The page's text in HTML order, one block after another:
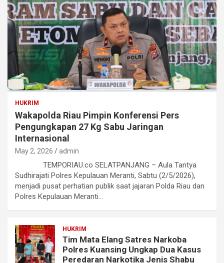
HUKRIM
Wakapolda Riau Pimpin Konferensi Pers
Pengungkapan 27 Kg Sabu Jaringan
Internasional
May 2, 2026 admin
TEMPORIAU.co SELATPANJANG – Aula Tantya
Sudhirajati Polres Kepulauan Meranti, Sabtu (2/5/2026),
menjadi pusat perhatian publik saat jajaran Polda Riau dan
Polres Kepulauan Meranti…
HUKRIM
Tim Mata Elang Satres Narkoba
Polres Kuansing Ungkap Dua Kasus
Peredaran Narkotika Jenis Shabu